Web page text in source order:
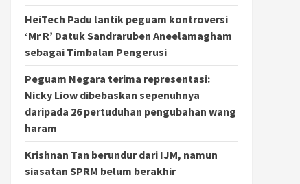
HeiTech Padu lantik peguam kontroversi
‘Mr R’ Datuk Sandraruben Aneelamagham
sebagai Timbalan Pengerusi
Peguam Negara terima representasi:
Nicky Liow dibebaskan sepenuhnya
daripada 26 pertuduhan pengubahan wang
haram
Krishnan Tan berundur dari IJM, namun
siasatan SPRM belum berakhir